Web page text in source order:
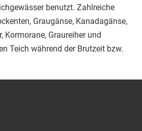
benutzt. Zahlreiche
Graugänse, Kanadagänse,
Kormorane, Graureiher und
Teich während der Brutzeit bzw.